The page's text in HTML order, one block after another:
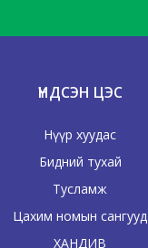
ҮНДСЭН ЦЭС
Нүүр хуудас
Бидний тухай
Тусламж
Цахим номын сангууд
ХАНДИВ